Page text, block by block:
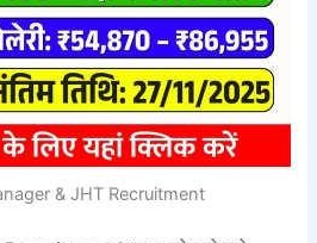
& JHT Recruitment